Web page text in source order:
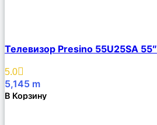
Описание
Избранное
Телевизор Presino 55U25SA 55″
5.0
5,145 m
В Корзину